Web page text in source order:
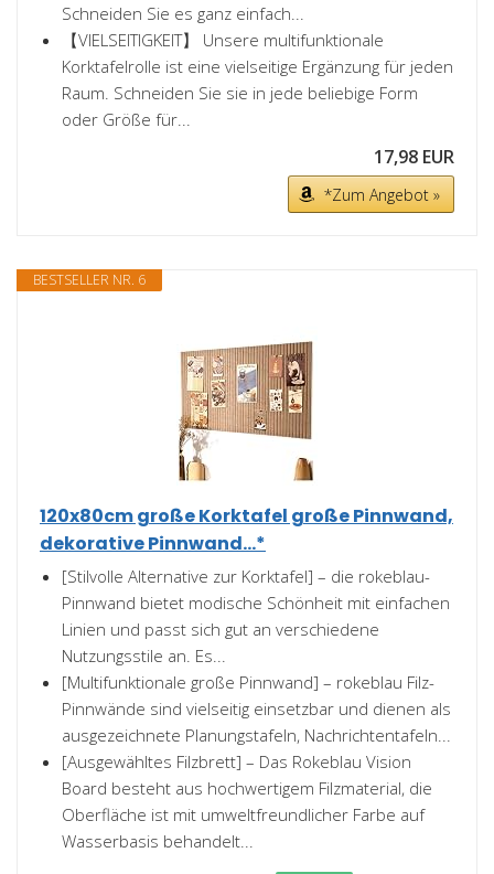
Schneiden Sie es ganz einfach...
【VIELSEITIGKEIT】 Unsere multifunktionale
Korktafelrolle ist eine vielseitige Ergänzung für jeden
Raum. Schneiden Sie sie in jede beliebige Form
oder Größe für...
17,98 EUR
*Zum Angebot »
BESTSELLER NR. 6
120x80cm große Korktafel große Pinnwand,
dekorative Pinnwand...*
[Stilvolle Alternative zur Korktafel] – die rokeblau-
Pinnwand bietet modische Schönheit mit einfachen
Linien und passt sich gut an verschiedene
Nutzungsstile an. Es...
[Multifunktionale große Pinnwand] – rokeblau Filz-
Pinnwände sind vielseitig einsetzbar und dienen als
ausgezeichnete Planungstafeln, Nachrichtentafeln...
[Ausgewähltes Filzbrett] – Das Rokeblau Vision
Board besteht aus hochwertigem Filzmaterial, die
Oberfläche ist mit umweltfreundlicher Farbe auf
Wasserbasis behandelt...